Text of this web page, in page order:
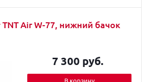
TNT Air W-77, нижний бачок
7 300 руб.
В корзину